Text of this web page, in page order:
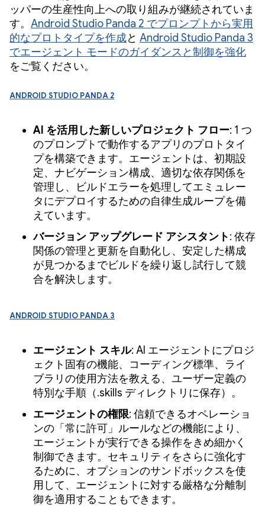
ッパーの生産性向上への取り組みが継続されていま
す。 Android Studio Panda 2 でプロンプトから実用
的なプロトタイプを作成と Android Studio Panda 3
でエージェント モードのガイダンスと制御を強化
をご覧ください。
Android Studio Panda 2
AI を活用した新しいプロジェクト フロー: 1 つ
のプロンプトで動作するアプリのプロトタイ
プを構築できます。エージェントは、初期設
定、ナビゲーション構成、適切な依存関係を
管理し、ビルドエラーを処理してエミュレー
タにデプロイするための自律生成ループを備
えています。
バージョン アップグレード アシスタント: 依存
関係の管理と更新を自動化し、安定した構成
が見つかるまでビルドを繰り返し試行して競
合を解決します。
Android Studio Panda 3
エージェント スキル: AI エージェントにプロジ
ェクト固有の機能、コーディング標準、ライ
ブラリの使用方法を教える、ユーザー定義の
特別な手順（.skills ディレクトリに保存）。
エージェントの権限: 信頼できるオペレーショ
ンの「常に許可」ルールなどの機能により、
エージェントが実行できる操作をきめ細かく
制御できます。セキュリティをさらに強化す
るために、オプションのサンドボックスを使
用して、エージェントに対する厳格な分離制
御を適用することもできます。